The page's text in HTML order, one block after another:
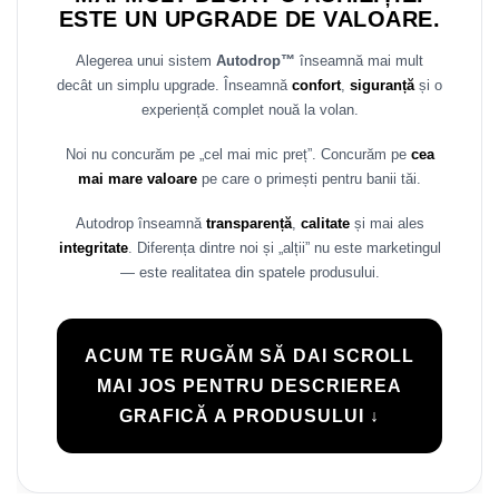
Rame adaptoare Daihatsu
Rame adaptoare Mazda
Rame adaptoare Alfa Romeo
Rame adaptoare Nissan
Rame adaptoare Fiat
Rame adaptoare Hyundai
Rame adaptoare Chevrolet
Rame adaptoare Mitsubishi
Rame adaptoare Jeep
ESTE UN UPGRADE DE VALOARE.
Alegerea unui sistem Autodrop™ înseamnă mai mult
decât un simplu upgrade. Înseamnă confort, siguranțăși o
experiență complet nouă la volan.
Noi nu concurăm pe „cel mai mic preț”. Concurăm pe cea
mai mare valoare pe care o primești pentru banii tăi.
Autodrop înseamnă transparență, calitateși mai ales
integritate. Diferența dintre noi și „alții” nu este marketingul
— este realitatea din spatele produsului.
ACUM TE RUGĂM SĂ DAI SCROLL
MAI JOS PENTRU DESCRIEREA
GRAFICĂ A PRODUSULUI ↓